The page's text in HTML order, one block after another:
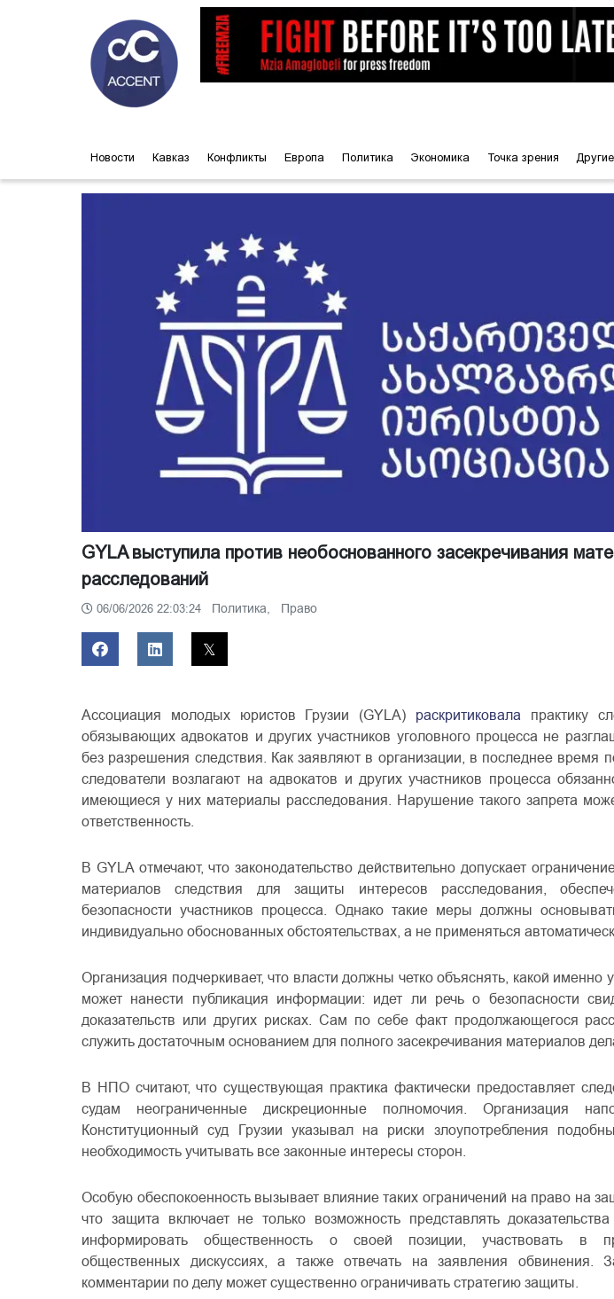
Новости Кавказ Конфликты Европа Политика Экономика Точка зрения Другие
GYLA выступила против необоснованного засекречивания
расследований
06/06/2026 22:03:24 Политика, Право
Ассоциация молодых юристов Грузии (GYLA) раскритиковала практику
обязывающих адвокатов и других участников уголовного процесса не
без разрешения следствия. Как заявляют в организации, в последнее время
следователи возлагают на адвокатов и других участников процесса
имеющиеся у них материалы расследования. Нарушение такого запрета
ответственность.
В GYLA отмечают, что законодательство действительно допускает
материалов следствия для защиты интересов расследования,
безопасности участников процесса. Однако такие меры должны
индивидуально обоснованных обстоятельствах, а не применяться
Организация подчеркивает, что власти должны четко объяснять, какой
может нанести публикация информации: идет ли речь о безопасности
доказательств или других рисках. Сам по себе факт продолжающегося
служить достаточным основанием для полного засекречивания материалов
В НПО считают, что существующая практика фактически предоставляет
судам неограниченные дискреционные полномочия. Организация
Конституционный суд Грузии указывал на риски злоупотребления
необходимость учитывать все законные интересы сторон.
Особую обеспокоенность вызывает влияние таких ограничений на право на
что защита включает не только возможность представлять
информировать общественность о своей позиции, участвовать в
общественных дискуссиях, а также отвечать на заявления обвинения.
комментарии по делу может существенно ограничивать стратегию защиты.